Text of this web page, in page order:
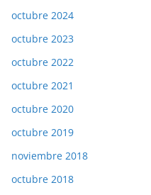
octubre 2024
octubre 2023
octubre 2022
octubre 2021
octubre 2020
octubre 2019
noviembre 2018
octubre 2018